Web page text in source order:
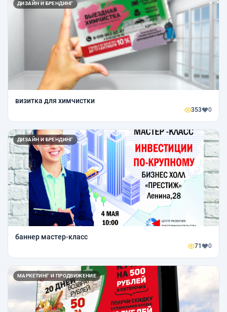
ДИЗАЙН И БРЕНДИНГ
визитка для химчистки
353 0
ДИЗАЙН И БРЕНДИНГ
баннер мастер-класс
71 0
МАРКЕТИНГ И ПРОДВИЖЕНИЕ